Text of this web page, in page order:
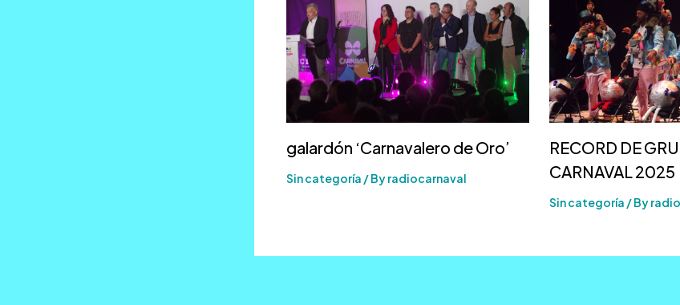
galardón ‘Carnavalero de Oro’
Sin categoría / Byradiocarnaval
RECORD DE
CARNAVAL 2025
Sin categoría / By